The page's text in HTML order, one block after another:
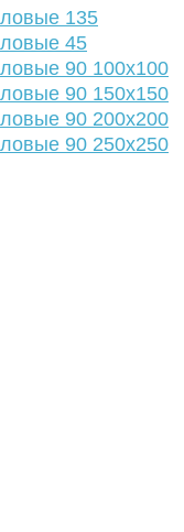
135
45
90 100х100
90 150х150
90 200х200
90 250х250